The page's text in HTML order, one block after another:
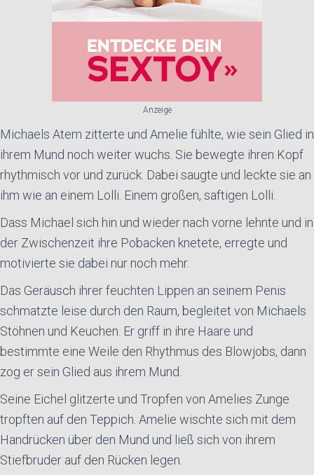
Anzeige
Michaels Atem zitterte und Amelie fühlte, wie sein Glied in
ihrem Mund noch weiter wuchs. Sie bewegte ihren Kopf
rhythmisch vor und zurück. Dabei saugte und leckte sie an
ihm wie an einem Lolli. Einem großen, saftigen Lolli.
Dass Michael sich hin und wieder nach vorne lehnte und in
der Zwischenzeit ihre Pobacken knetete, erregte und
motivierte sie dabei nur noch mehr.
Das Geräusch ihrer feuchten Lippen an seinem Penis
schmatzte leise durch den Raum, begleitet von Michaels
Stöhnen und Keuchen. Er griff in ihre Haare und
bestimmte eine Weile den Rhythmus des Blowjobs, dann
zog er sein Glied aus ihrem Mund.
Seine Eichel glitzerte und Tropfen von Amelies Zunge
tropften auf den Teppich. Amelie wischte sich mit dem
Handrücken über den Mund und ließ sich von ihrem
Stiefbruder auf den Rücken legen.